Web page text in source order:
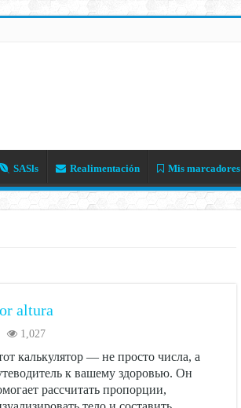
SASls Realimentación Mis marcadores
altura
1,027
калькулятор — не просто числа, а
к вашему здоровью. Он
рассчитать пропорции,